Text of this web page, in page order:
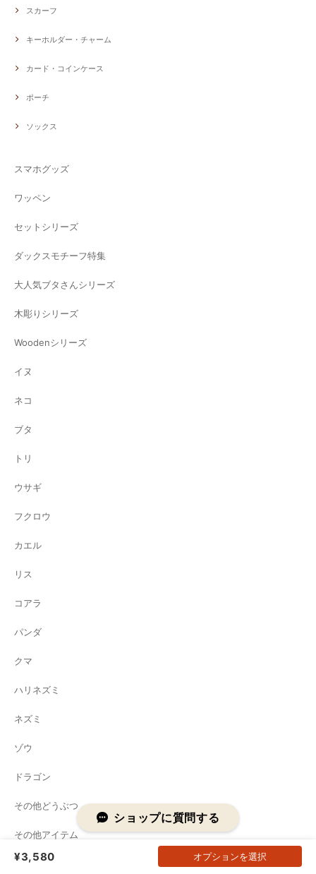
スカーフ
キーホルダー・チャーム
カード・コインケース
ポーチ
ソックス
スマホグッズ
ワッペン
セットシリーズ
ダックスモチーフ特集
大人気ブタさんシリーズ
木彫りシリーズ
Woodenシリーズ
イヌ
ネコ
ブタ
トリ
ウサギ
フクロウ
カエル
リス
コアラ
パンダ
クマ
ハリネズミ
ネズミ
ゾウ
ドラゴン
その他どうぶつ
その他アイテム
¥3,580 オプションを選択
ショップに質問する